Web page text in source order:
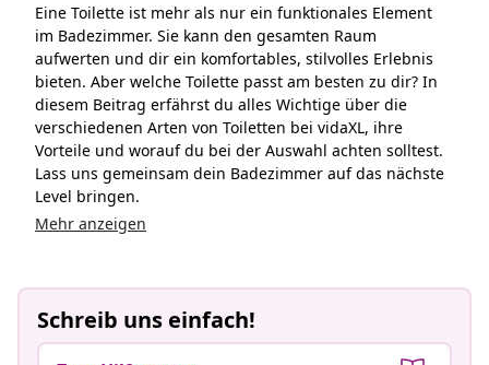
Eine Toilette ist mehr als nur ein funktionales Element
im Badezimmer. Sie kann den gesamten Raum
aufwerten und dir ein komfortables, stilvolles Erlebnis
bieten. Aber welche Toilette passt am besten zu dir? In
diesem Beitrag erfährst du alles Wichtige über die
verschiedenen Arten von Toiletten bei vidaXL, ihre
Vorteile und worauf du bei der Auswahl achten solltest.
Lass uns gemeinsam dein Badezimmer auf das nächste
Level bringen.
Mehr anzeigen
Schreib uns einfach!